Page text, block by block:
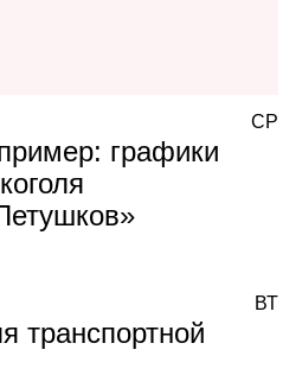
графики
СР
транспортной
ВТ